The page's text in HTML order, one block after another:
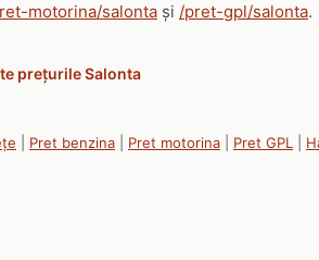
motorina/salonta și /pret-gpl/salonta.
prețurile Salonta
Pret benzina Pret motorina Pret GPL